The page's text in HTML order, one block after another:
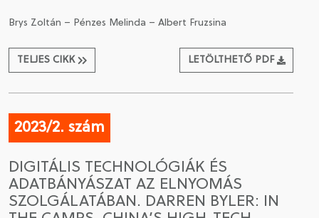
Brys Zoltán – Pénzes Melinda – Albert Fruzsina
TELJES CIKK LETÖLTHETŐ PDF
2023/2. szám
DIGITÁLIS TECHNOLÓGIÁK ÉS
ADATBÁNYÁSZAT AZ ELNYOMÁS
SZOLGÁLATÁBAN. DARREN BYLER: IN